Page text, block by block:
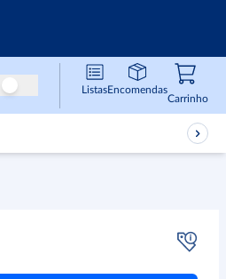
Não incluir o IVA nos preços
ListasEncomendas
Carrinho,